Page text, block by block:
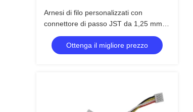
Arnesi di filo personalizzati con
connettore di passo JST da 1,25 mm e
arnesi di cablaggio elettronici certificati
ISO9001 di lunghezza personalizzata
Ottenga il migliore prezzo